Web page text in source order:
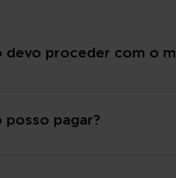
devo proceder com o
posso pagar?